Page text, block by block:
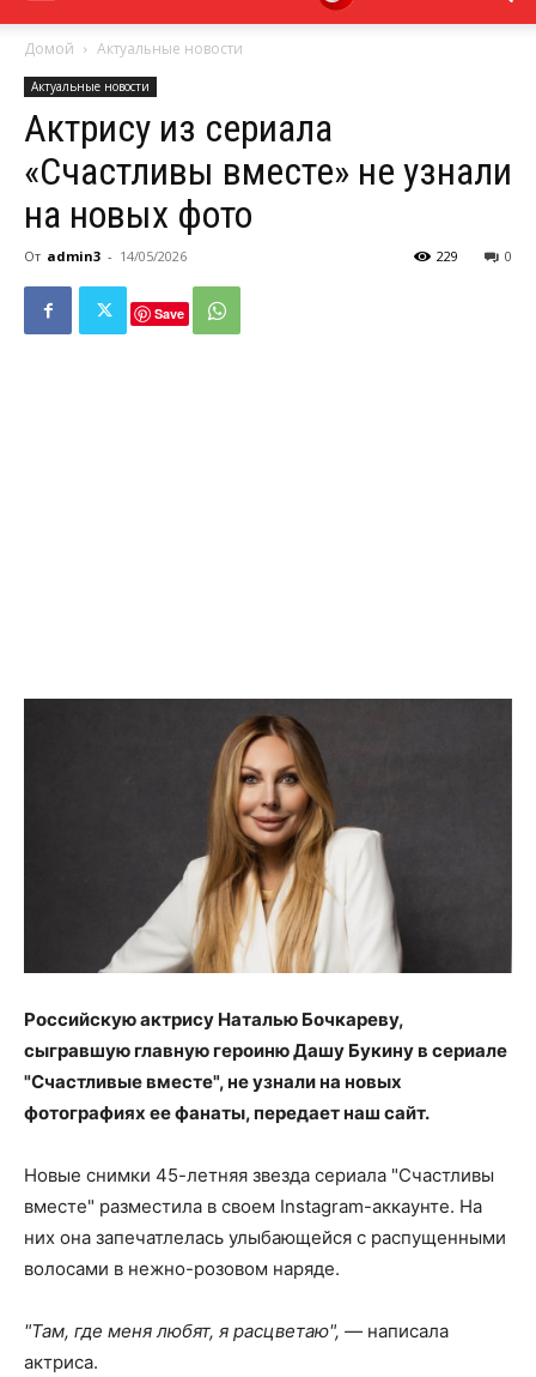
Домой Актуальные новости
Актуальные новости
Актрису из сериала
«Счастливы вместе» не узнали
на новых фото
От admin3 - 14/05/2026 0
229
Save
Российскую актрису Наталью Бочкареву,
сыгравшую главную героиню Дашу Букину в сериале
"Счастливые вместе", не узнали на новых
фотографиях ее фанаты, передает наш сайт.
Новые снимки 45-летняя звезда сериала "Счастливы
вместе" разместила в своем Instagram-аккаунте. На
них она запечатлелась улыбающейся с распущенными
волосами в нежно-розовом наряде.
"Там, где меня любят, я расцветаю", — написала
актриса.